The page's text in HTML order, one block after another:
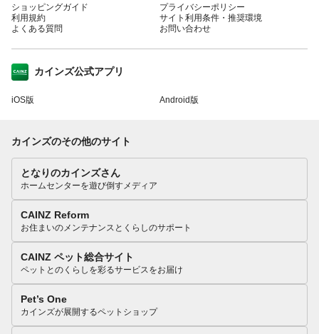
ショッピングガイド
利用規約
よくある質問
プライバシーポリシー
サイト利用条件・推奨環境
お問い合わせ
カインズ公式アプリ
iOS版 Android版
カインズのその他のサイト
となりのカインズさん
ホームセンターを遊び倒すメディア
CAINZ Reform
お住まいのメンテナンスとくらしのサポート
CAINZ ペット総合サイト
ペットとのくらしを彩るサービスをお届け
Pet’s One
カインズが展開するペットショップ